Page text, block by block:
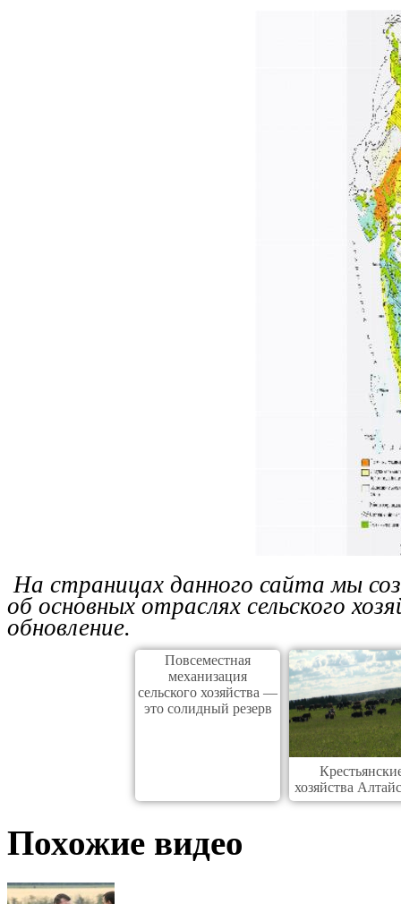
На страницах данного сайта мы
об основных отраслях сельского
обновление.
Повсеместная
механизация
сельского хозяйства —
это солидный резерв
хозяйства
края
Похожие видео